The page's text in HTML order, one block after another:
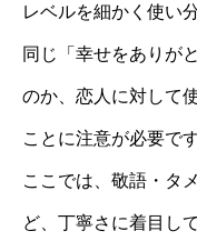
レベルを細かく使い
同じ「幸せをありが
のか、恋人に対して
ことに注意が必要です
ここでは、敬語・タ
ど、丁寧さに着目し